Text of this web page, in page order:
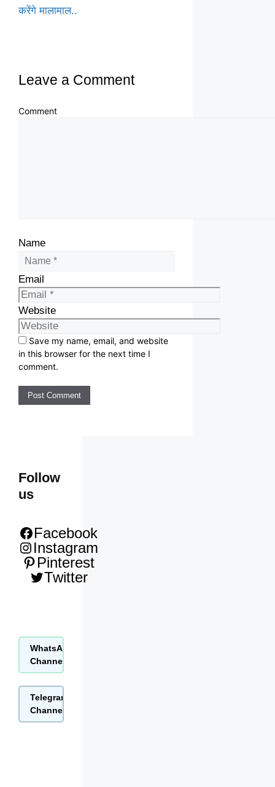
करेंगे मालामाल..
Leave a Comment
Comment
Name
Email
Website
Save my name, email, and website
in this browser for the next time I
comment.
Follow
us
Facebook
Instagram
Pinterest
Twitter
WhatsApp
Channel
Telegram
Channel